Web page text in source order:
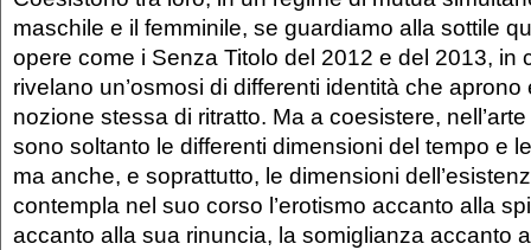
maschile e il femminile, se guardiamo alla sottile
opere come i Senza Titolo del 2012 e del 2013, in
rivelano un’osmosi di differenti identità che
nozione stessa di ritratto. Ma a coesistere,
sono soltanto le differenti dimensioni del tempo e
ma anche, e soprattutto, le dimensioni
contempla nel suo corso l’erotismo accanto alla
accanto alla sua rinuncia, la somiglianza accanto